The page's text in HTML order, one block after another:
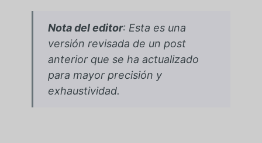
Nota del editor: Esta es una
versión revisada de un post
anterior que se ha actualizado
para mayor precisión y
exhaustividad.